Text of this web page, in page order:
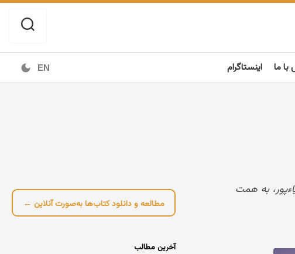
با ما اینستاگرام EN
به همت
مطالعه و دانلود کتاب‌ها به‌صورت آنلاین ←
آخرین مطالب